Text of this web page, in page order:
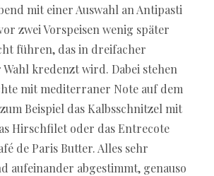
mit einer Auswahl an Antipasti
zwei Vorspeisen wenig später
führen, das in dreifacher
kredenzt wird. Dabei stehen
mit mediterraner Note auf dem
Beispiel das Kalbsschnitzel mit
Hirschfilet oder das Entrecote
de Paris Butter. Alles sehr
aufeinander abgestimmt, genauso